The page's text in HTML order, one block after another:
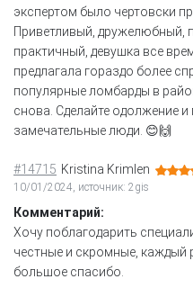
экспертом было чертовски
Приветливый,
практичный, девушка все
предлагала гораздо более
популярные ломбарды в
снова. Сделайте одолжение
замечательные люди. 😊🙌
#14715 Kristina Krimlen
10/01/2024, источник: 2gis
Комментарий:
Хочу поблагодарить
честные и скромные, каждый
большое спасибо.